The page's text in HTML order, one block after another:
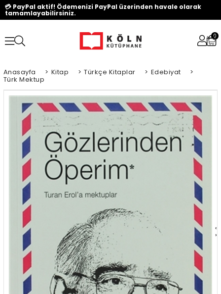
💳 PayPal aktif! Ödemenizi PayPal üzerinden havale olarak
tamamlayabilirsiniz.
0
Anasayfa > Kitap > Türkçe Kitaplar > Edebiyat >
Türk Mektup
‹
›